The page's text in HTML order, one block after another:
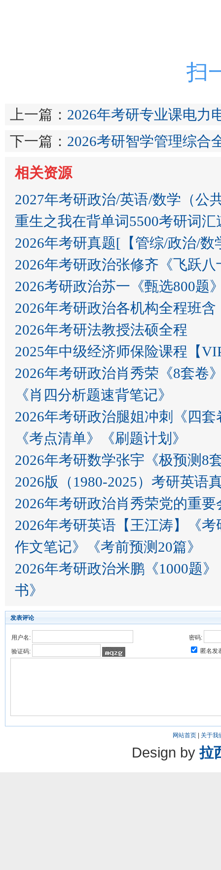
扫
上一篇： 2026年考研专业课电力
下一篇： 2026考研智学管理综合
相关资源
2027年考研政治/英语/数学（公
重生之我在背单词5500考研词
2026年考研真题[【管综/政治/数
2026年考研政治张修齐《飞跃
2026考研政治苏一《甄选800题
2026年考研政治各机构全程班
2026年考研法教授法硕全程
2025年中级经济师保险课程【
2026年考研政治肖秀荣《8套卷
《肖四分析题速背笔记》
2026年考研政治腿姐冲刺《四
《考点清单》《刷题计划》
2026年考研数学张宇《极预测8
2026版（1980-2025）考研英语
2026年考研政治肖秀荣党的重
2026年考研英语【王江涛】《
作文笔记》《考前预测20篇》
2026年考研政治米鹏《1000题
书》
发表评论
用户名:
密码:
验证码:
匿名发
网站首页| 关于我
Design by拉